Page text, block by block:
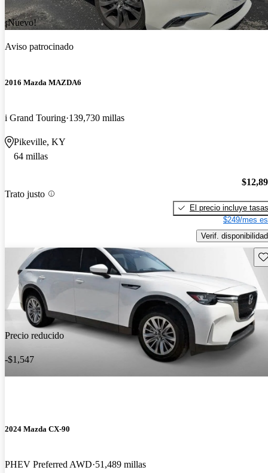
¡Nuevo!
Aviso patrocinado
2016 Mazda MAZDA6
i Grand Touring 139,730 millas
Pikeville, KY
64 millas
Trato justo
El precio incluye tasas
$249/mes
Verif. disponibilidad
Precio reducido
-$1,547
2024 Mazda CX-90
PHEV Preferred AWD 51,489 millas